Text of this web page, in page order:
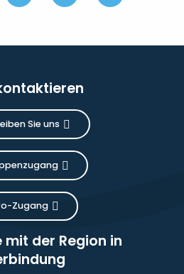
Sie uns
Zugang
mit der Region in